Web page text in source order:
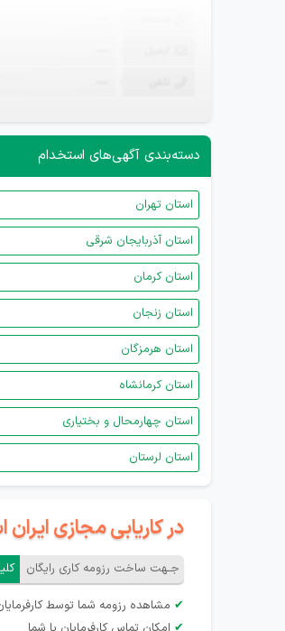
دسته‌بندی آگهی‌های استخدام
استان تهران
استان آذربایجان شرقی
استان کرمان
استان زنجان
استان هرمزگان
استان کرمانشاه
استان چهارمحال و بختیاری
استان لرستان
در کاریابی مجازی
جـهت ساخت رزومه کاری رایگان
✔ مشاهده رزومه شما توسط